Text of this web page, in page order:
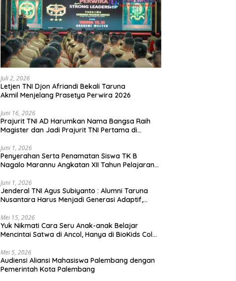
Juli 2, 2026
Letjen TNI Djon Afriandi Bekali Taruna
Akmil Menjelang Prasetya Perwira 2026
Juni 16, 2026
Prajurit TNI AD Harumkan Nama Bangsa Raih
Magister dan Jadi Prajurit TNI Pertama di
Juni 1, 2026
Penyerahan Serta Penamatan Siswa TK B
Nagalo Marannu Angkatan XII Tahun Pelajaran
Juni 1, 2026
Jenderal TNI Agus Subiyanto : Alumni Taruna
Nusantara Harus Menjadi Generasi Adaptif,
Mei 15, 2026
Yuk Nikmati Cara Seru Anak-anak Belajar
Mencintai Satwa di Ancol, Hanya di BioKids Color
Mei 5, 2026
Audiensi Aliansi Mahasiswa Palembang dengan
Pemerintah Kota Palembang